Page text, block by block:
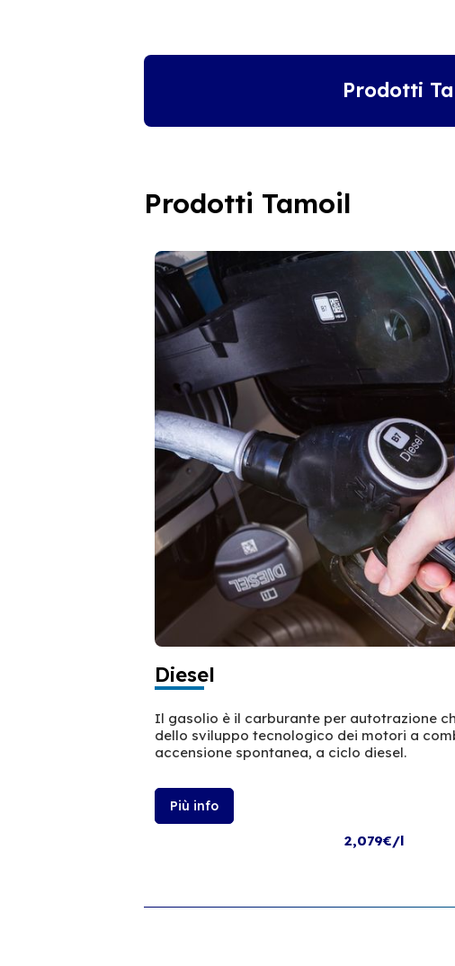
Prodotti
Prodotti Tamoil
Diesel
Il gasolio è il carburante per autotrazione
dello sviluppo tecnologico dei motori a
accensione spontanea, a ciclo diesel.
Più info
2,079€/l